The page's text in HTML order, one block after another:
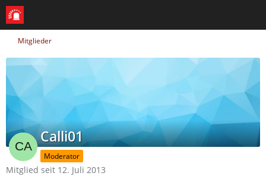
Mitglieder
Calli01
Moderator
Mitglied seit 12. Juli 2013